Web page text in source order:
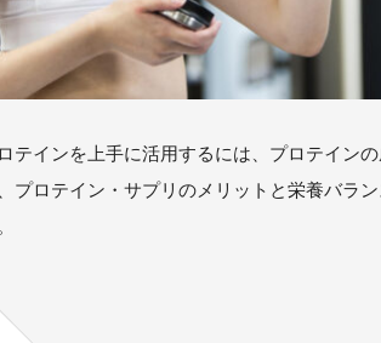
テインを上手に活用するには、プロテイン
プロテイン・サプリのメリットと栄養バラ